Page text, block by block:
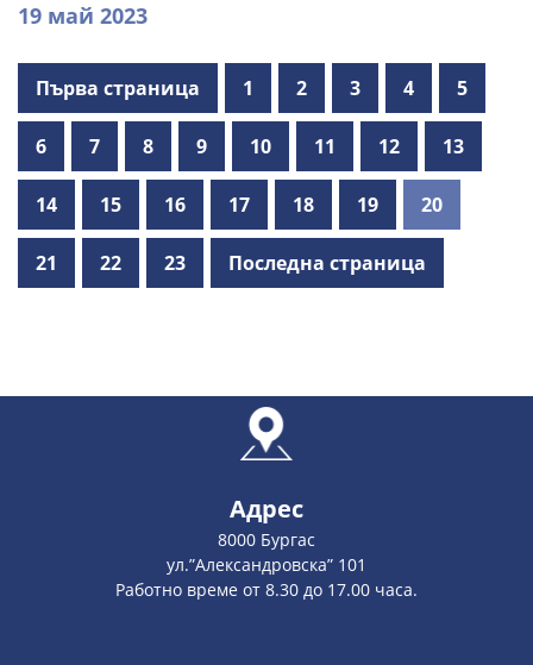
19 май 2023
Първа страница 1 2 3 4 5
6 7 8 9 10 11 12 13
14 15 16 17 18 19 20
21 22 23 Последна страница
Адрес
8000 Бургас
ул.”Александровска” 101
Работно време от 8.30 до 17.00 часа.